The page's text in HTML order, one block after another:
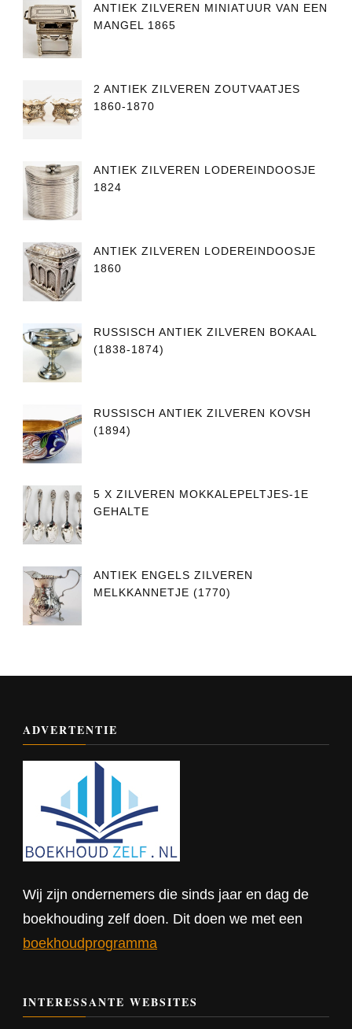
ANTIEK ZILVEREN MINIATUUR VAN EEN
MANGEL 1865
2 ANTIEK ZILVEREN ZOUTVAATJES
1860-1870
ANTIEK ZILVEREN LODEREINDOOSJE
1824
ANTIEK ZILVEREN LODEREINDOOSJE
1860
RUSSISCH ANTIEK ZILVEREN BOKAAL
(1838-1874)
RUSSISCH ANTIEK ZILVEREN KOVSH
(1894)
5 X ZILVEREN MOKKALEPELTJES-1E
GEHALTE
ANTIEK ENGELS ZILVEREN
MELKKANNETJE (1770)
ADVERTENTIE
Wij zijn ondernemers die sinds jaar en dag de
boekhouding zelf doen. Dit doen we met een
boekhoudprogramma
INTERESSANTE WEBSITES